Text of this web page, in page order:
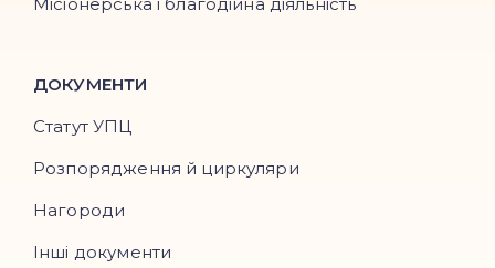
ДОКУМЕНТИ
Статут УПЦ
Розпорядження й циркуляри
Нагороди
Інші документи